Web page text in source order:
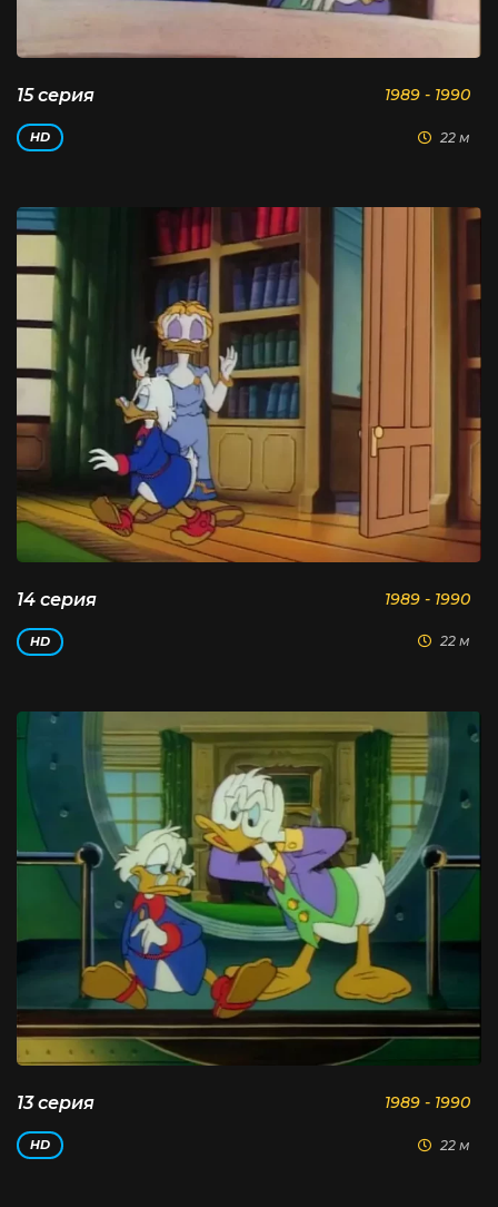
15 серия 1989 - 1990
HD 22 м
14 серия 1989 - 1990
HD 22 м
13 серия 1989 - 1990
HD 22 м